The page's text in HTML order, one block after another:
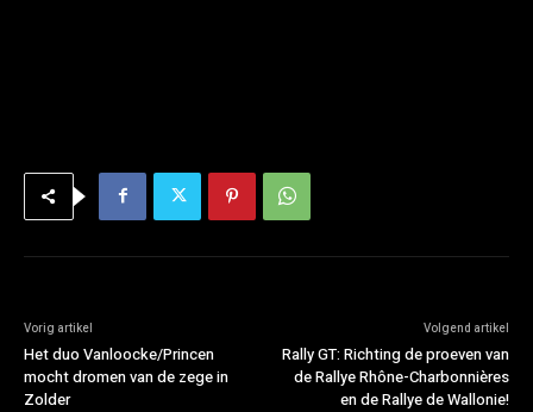
Vorig artikel
Het duo Vanloocke/Princen
mocht dromen van de zege in
Zolder
Volgend artikel
Rally GT: Richting de proeven van
de Rallye Rhône-Charbonnières
en de Rallye de Wallonie!